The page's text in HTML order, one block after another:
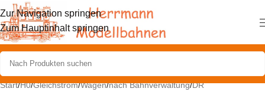
Zur Navigation springen
Zum Hauptinhalt springen
Start/H0/Gleichstrom/Wagen/nach Bahnverwaltung/DR